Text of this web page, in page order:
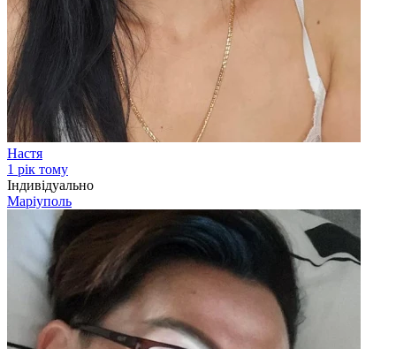
Настя
1 рік тому
Індивідуально
Маріуполь